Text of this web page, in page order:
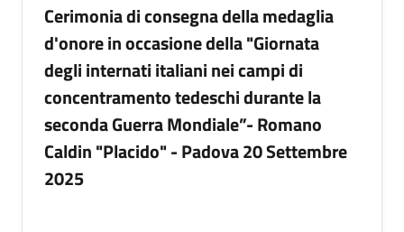
Cerimonia di consegna della medaglia
d'onore in occasione della "Giornata
degli internati italiani nei campi di
concentramento tedeschi durante la
seconda Guerra Mondiale”- Romano
Caldin "Placido" - Padova 20 Settembre
2025